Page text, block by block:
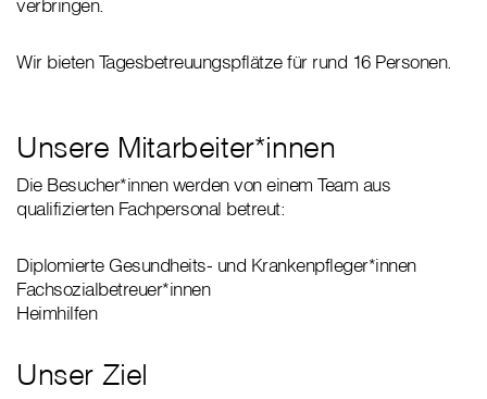
verbringen.
Wir bieten Tagesbetreuungspflätze für rund 16 Personen.
Unsere Mitarbeiter*innen
Die Besucher*innen werden von einem Team aus
qualifizierten Fachpersonal betreut:
Diplomierte Gesundheits- und Krankenpfleger*innen
Fachsozialbetreuer*innen
Heimhilfen
Unser Ziel